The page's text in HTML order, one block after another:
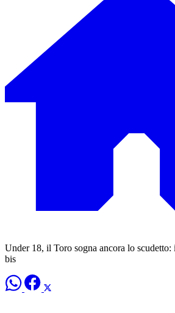
Under 18, il Toro sogna ancora lo
bis